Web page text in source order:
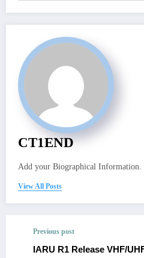
CT1END
Add your Biographical Information.
View All Posts
Previous post
IARU R1 Release VHF/